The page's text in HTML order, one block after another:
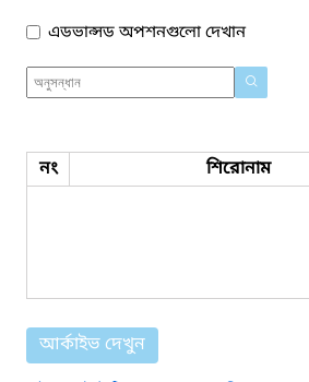
এডভান্সড অপশনগুলো দেখান
নং শিরোনাম
আর্কাইভ দেখুন